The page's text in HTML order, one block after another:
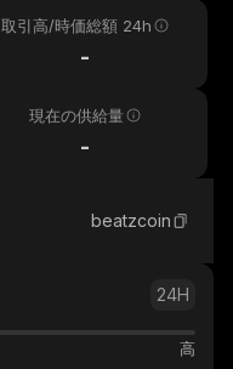
取引高/時価総額 24h
-
現在の供給量
-
beatzcoin
24H
高